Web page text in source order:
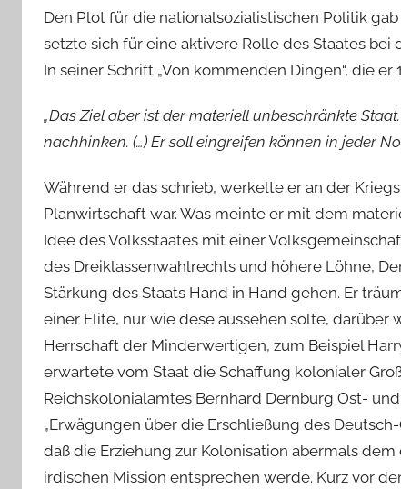
Den Plot für die nationalsozialistischen Politik
setzte sich für eine aktivere Rolle des Staates
In seiner Schrift „Von kommenden Dingen“, die er
„Das Ziel aber ist der materiell unbeschränkte
nachhinken. (…) Er soll eingreifen können in jeder
Während er das schrieb, werkelte er an der
Planwirtschaft war. Was meinte er mit dem
Idee des Volksstaates mit einer
des Dreiklassenwahlrechts und höhere Löhne,
Stärkung des Staats Hand in Hand gehen. Er
einer Elite, nur wie dese aussehen solte, darüber
Herrschaft der Minderwertigen, zum Beispiel
erwartete vom Staat die Schaffung kolonialer
Reichskolonialamtes Bernhard Dernburg Ost-
„Erwägungen über die Erschließung des
daß die Erziehung zur Kolonisation abermals
irdischen Mission entsprechen werde. Kurz vor